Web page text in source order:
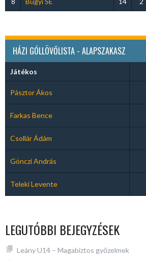
HÁZI GÓLLÖVŐLISTA - ALAPSZAKASZ
Játékos
Pásztor Ákos
Farkas Bence
Csollár Ádám
Gönczi András
Teleki Levente
LEGUTÓBBI BEJEGYZÉSEK
Leány U14 – Magabiztos győzelmek